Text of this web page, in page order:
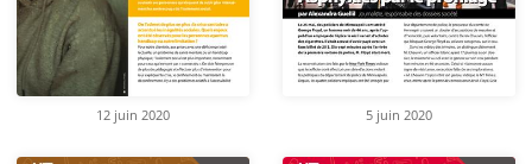
12 juin 2020 5 juin 2020